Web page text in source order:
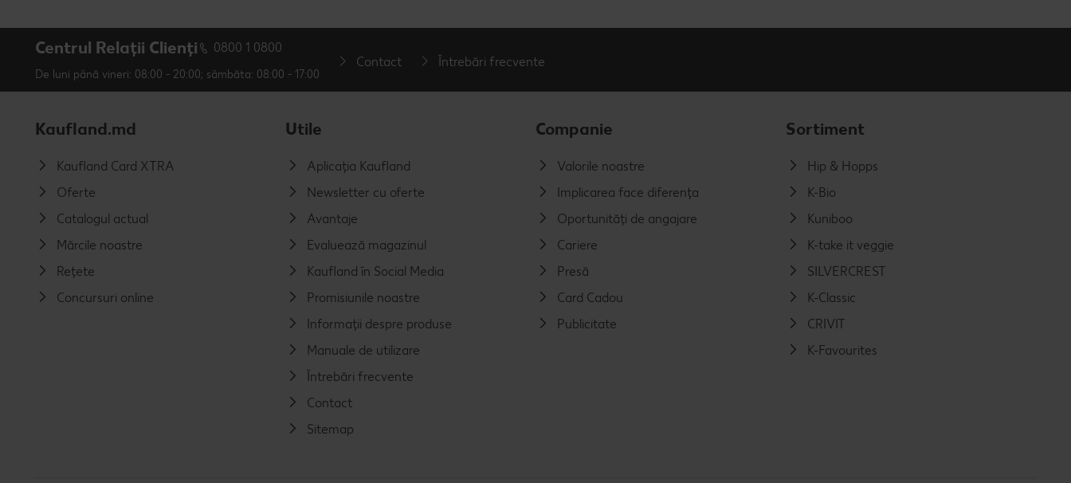
Centrul Relații Clienți 0800 1 0800
De luni până vineri: 08:00 - 20:00; sâmbăta: 08:00 - 17:00
Contact Întrebări frecvente
Kaufland.md
Kaufland Card XTRA
Oferte
Catalogul actual
Mărcile noastre
Rețete
Concursuri online
Utile
Aplicația Kaufland
Newsletter cu oferte
Avantaje
Evaluează magazinul
Kaufland în Social Media
Promisiunile noastre
Informații despre produse
Manuale de utilizare
Întrebări frecvente
Contact
Sitemap
Companie
Valorile noastre
Implicarea face diferența
Oportunități de angajare
Cariere
Presă
Card Cadou
Publicitate
Sortiment
Hip & Hopps
K-Bio
Kuniboo
K-take it veggie
SILVERCREST
K-Classic
CRIVIT
K-Favourites